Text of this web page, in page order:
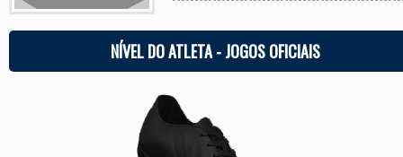
NÍVEL DO ATLETA - JOGOS OFICIAIS